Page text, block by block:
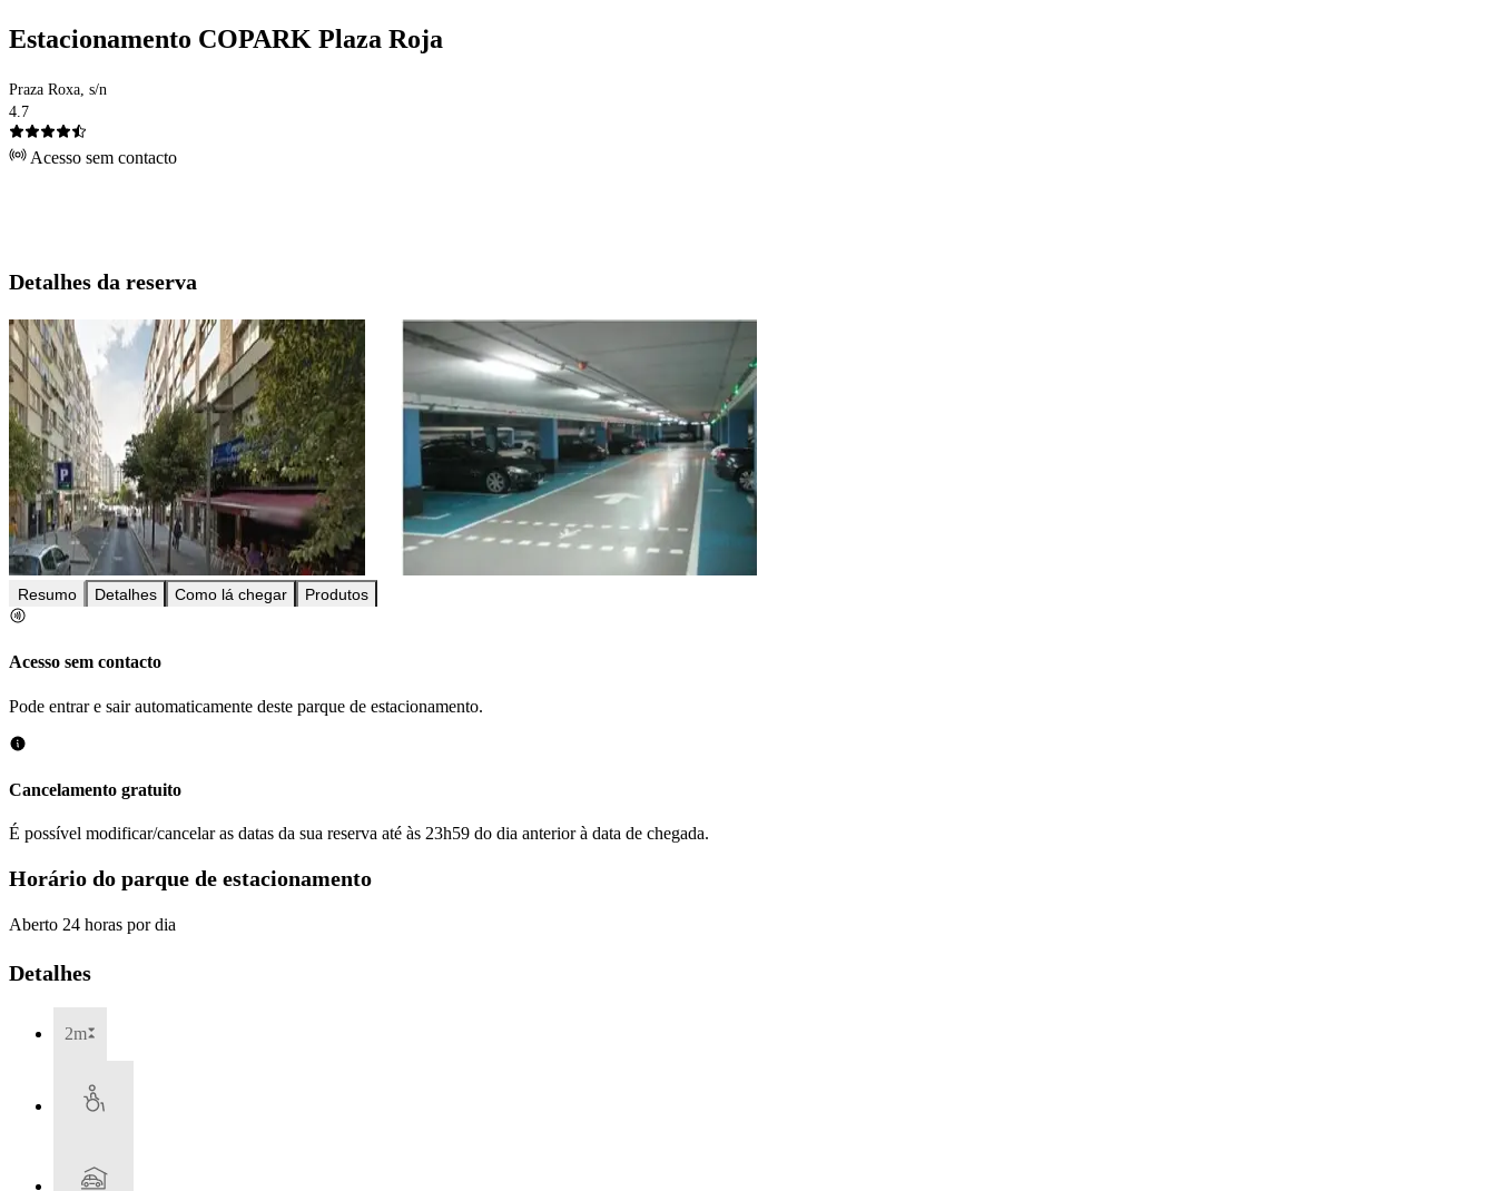
Estacionamento COPARK Plaza Roja
Praza Roxa, s/n
4.7
Acesso sem contacto
Detalhes da reserva
Resumo Detalhes Como lá chegar Produtos
Acesso sem contacto
Pode entrar e sair automaticamente deste parque de estacionamento.
Cancelamento gratuito
É possível modificar/cancelar as datas da sua reserva até às 23h59 do dia anterior à data de chegada.
Horário do parque de estacionamento
Aberto 24 horas por dia
Detalhes
2m